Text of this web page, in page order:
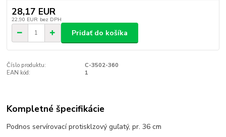
28,17 EUR
22,90 EUR bez DPH
Pridať do košíka
Číslo produktu:
C-3502-360
EAN kód:
1
Kompletné špecifikácie
Podnos servírovací protisklzový guľatý, pr. 36 cm